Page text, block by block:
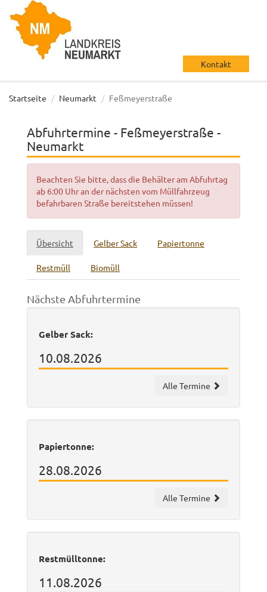
Kontakt
Startseite Neumarkt Feßmeyerstraße
Abfuhrtermine - Feßmeyerstraße -
Neumarkt
Beachten Sie bitte, dass die Behälter am Abfuhrtag
ab 6:00 Uhr an der nächsten vom Müllfahrzeug
befahrbaren Straße bereitstehen müssen!
Übersicht Gelber Sack Papiertonne
Restmüll Biomüll
Nächste Abfuhrtermine
Gelber Sack:
10.08.2026
Alle Termine
Papiertonne:
28.08.2026
Alle Termine
Restmülltonne:
11.08.2026